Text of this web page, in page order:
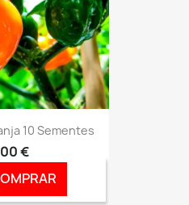
10 Sementes
€